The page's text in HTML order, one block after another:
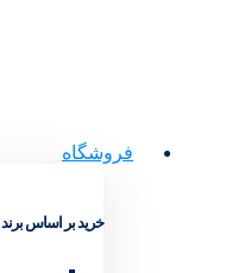
فروشگاه
خرید بر اساس برند